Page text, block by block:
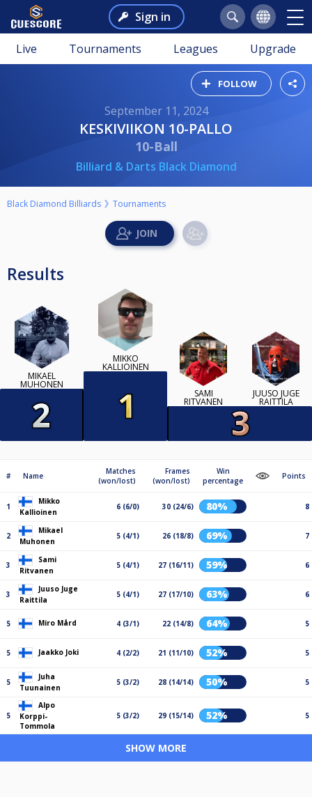
Sign in
Live Tournaments Leagues Upgrade
FOLLOW
September 11, 2024
KESKIVIIKON 10-PALLO
10-Ball
Billiard & Darts Black Diamond
Black Diamond Billiards Tournaments
Results
MIKAEL
MUHONEN
MIKKO
KALLIOINEN
SAMI
RITVANEN
JUUSO JUGE
RAITTILA
# Name
Matches
(won/lost)
Frames
(won/lost)
Win
percentage
Points
1
Mikko
Kallioinen
6 (6/0) 30 (24/6) 80% 8
2
Mikael
Muhonen
5 (4/1) 26 (18/8) 69% 7
3
Sami
Ritvanen
5 (4/1) 27 (16/11) 59% 6
3
Juuso Juge
Raittila
5 (4/1) 27 (17/10) 63% 6
5 Miro Mård 4 (3/1) 22 (14/8) 64% 5
5 Jaakko Joki 4 (2/2) 21 (11/10) 52% 5
5
Juha
Tuunainen
5 (3/2) 28 (14/14) 50% 5
5
Alpo
Korppi-
Tommola
5 (3/2) 29 (15/14) 52% 5
SHOW MORE